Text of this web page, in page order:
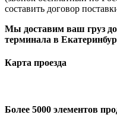
составить договор
Мы доставим ваш груз
терминала в
Карта проезда
Более 5000 элементов